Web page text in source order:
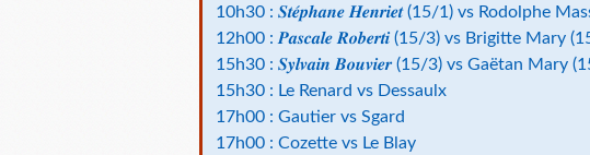
10h30 : 𝑺𝒕𝒆́𝒑𝒉𝒂𝒏𝒆 𝑯𝒆𝒏𝒓𝒊𝒆𝒕 (15/1) vs Rodolphe
12h00 : 𝑷𝒂𝒔𝒄𝒂𝒍𝒆 𝑹𝒐𝒃𝒆𝒓𝒕𝒊 (15/3) vs Brigitte Mary
15h30 : 𝑺𝒚𝒍𝒗𝒂𝒊𝒏 𝑩𝒐𝒖𝒗𝒊𝒆𝒓 (15/3) vs Gaëtan Mary
15h30 : Le Renard vs Dessaulx
17h00 : Gautier vs Sgard
17h00 : Cozette vs Le Blay